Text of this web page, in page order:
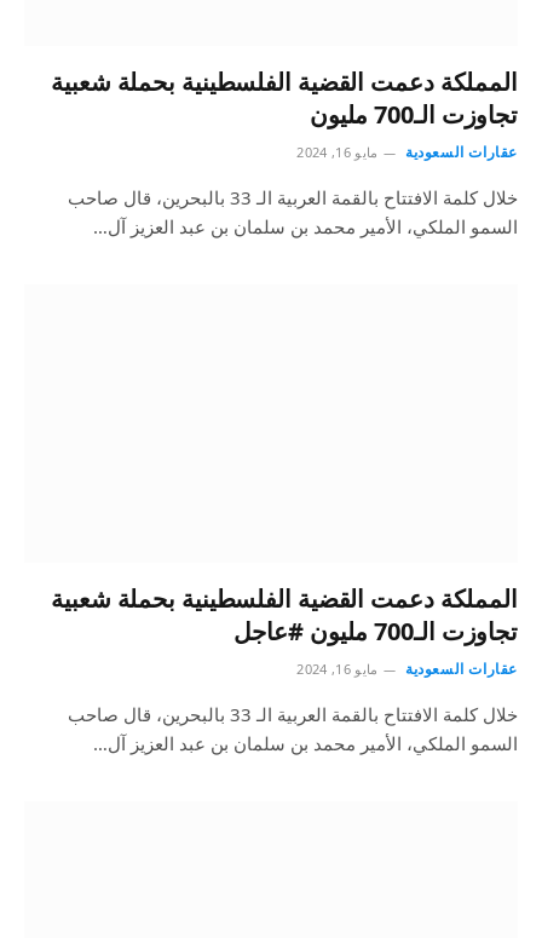
المملكة دعمت القضية الفلسطينية بحملة شعبية
تجاوزت الـ700 مليون
عقارات السعودية مايو 16, 2024
خلال كلمة الافتتاح بالقمة العربية الـ 33 بالبحرين، قال صاحب
السمو الملكي، الأمير محمد بن سلمان بن عبد العزيز آل…
المملكة دعمت القضية الفلسطينية بحملة شعبية
تجاوزت الـ700 مليون #عاجل
عقارات السعودية مايو 16, 2024
خلال كلمة الافتتاح بالقمة العربية الـ 33 بالبحرين، قال صاحب
السمو الملكي، الأمير محمد بن سلمان بن عبد العزيز آل…